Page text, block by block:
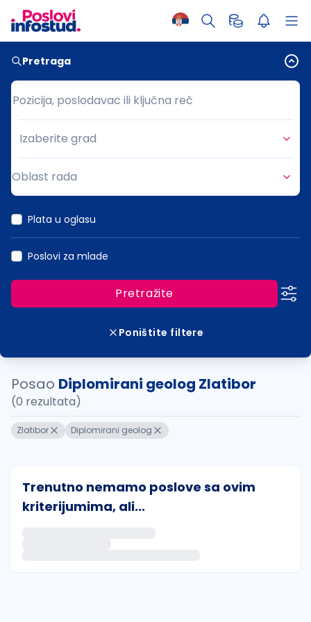
Pretraga
Pozicija, poslodavac ili ključna reč
Pozicija, poslodavac ili ključna reč
Grad
Izaberite grad
Oblast rada
Plata u oglasu
Poslovi za mlade
Pretražite
Poništite filtere
Posao Diplomirani geolog Zlatibor
(0 rezultata)
Zlatibor Diplomirani geolog
Trenutno nemamo poslove sa ovim
kriterijumima, ali...